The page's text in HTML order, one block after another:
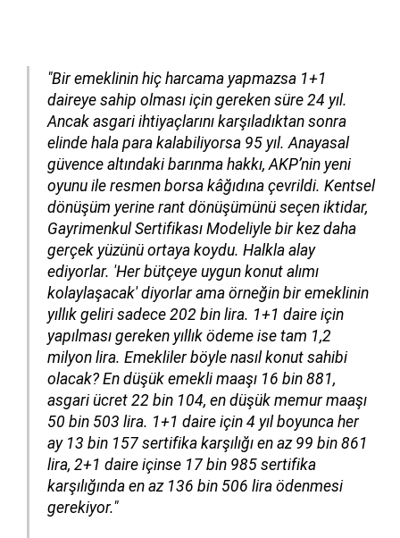
"Bir emeklinin hiç harcama yapmazsa 1+1
daireye sahip olması için gereken süre 24 yıl.
Ancak asgari ihtiyaçlarını karşıladıktan sonra
elinde hala para kalabiliyorsa 95 yıl. Anayasal
güvence altındaki barınma hakkı, AKP’nin yeni
oyunu ile resmen borsa kâğıdına çevrildi. Kentsel
dönüşüm yerine rant dönüşümünü seçen iktidar,
Gayrimenkul Sertifikası Modeliyle bir kez daha
gerçek yüzünü ortaya koydu. Halkla alay
ediyorlar. 'Her bütçeye uygun konut alımı
kolaylaşacak' diyorlar ama örneğin bir emeklinin
yıllık geliri sadece 202 bin lira. 1+1 daire için
yapılması gereken yıllık ödeme ise tam 1,2
milyon lira. Emekliler böyle nasıl konut sahibi
olacak? En düşük emekli maaşı 16 bin 881,
asgari ücret 22 bin 104, en düşük memur maaşı
50 bin 503 lira. 1+1 daire için 4 yıl boyunca her
ay 13 bin 157 sertifika karşılığı en az 99 bin 861
lira, 2+1 daire içinse 17 bin 985 sertifika
karşılığında en az 136 bin 506 lira ödenmesi
gerekiyor."